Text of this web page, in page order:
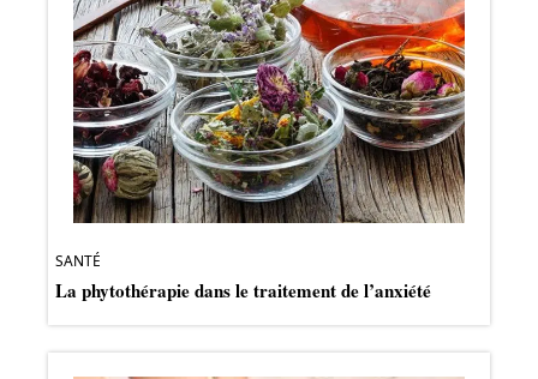
SANTÉ
La phytothérapie dans le traitement de l’anxiété